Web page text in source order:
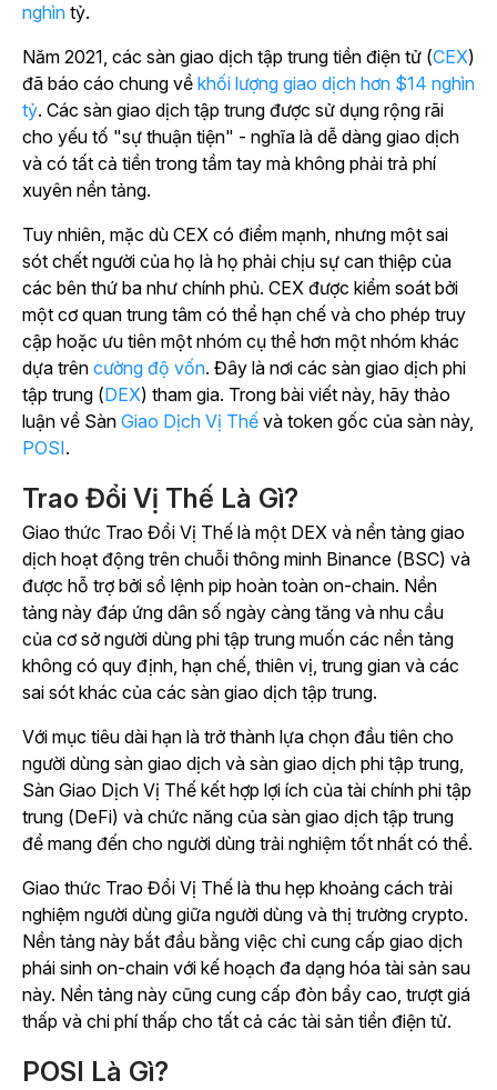
nghìn tỷ.
Năm 2021, các sàn giao dịch tập trung tiền điện tử (CEX)
đã báo cáo chung về khối lượng giao dịch hơn $14 nghìn
tỷ. Các sàn giao dịch tập trung được sử dụng rộng rãi
cho yếu tố "sự thuận tiện" - nghĩa là dễ dàng giao dịch
và có tất cả tiền trong tầm tay mà không phải trả phí
xuyên nền tảng.
Tuy nhiên, mặc dù CEX có điểm mạnh, nhưng một sai
sót chết người của họ là họ phải chịu sự can thiệp của
các bên thứ ba như chính phủ. CEX được kiểm soát bởi
một cơ quan trung tâm có thể hạn chế và cho phép truy
cập hoặc ưu tiên một nhóm cụ thể hơn một nhóm khác
dựa trên cường độ vốn. Đây là nơi các sàn giao dịch phi
tập trung (DEX) tham gia. Trong bài viết này, hãy thảo
luận về Sàn Giao Dịch Vị Thế và token gốc của sàn này,
POSI.
Trao Đổi Vị Thế Là Gì?
Giao thức Trao Đổi Vị Thế là một DEX và nền tảng giao
dịch hoạt động trên chuỗi thông minh Binance (BSC) và
được hỗ trợ bởi sổ lệnh pip hoàn toàn on-chain. Nền
tảng này đáp ứng dân số ngày càng tăng và nhu cầu
của cơ sở người dùng phi tập trung muốn các nền tảng
không có quy định, hạn chế, thiên vị, trung gian và các
sai sót khác của các sàn giao dịch tập trung.
Với mục tiêu dài hạn là trở thành lựa chọn đầu tiên cho
người dùng sàn giao dịch và sàn giao dịch phi tập trung,
Sàn Giao Dịch Vị Thế kết hợp lợi ích của tài chính phi tập
trung (DeFi) và chức năng của sàn giao dịch tập trung
để mang đến cho người dùng trải nghiệm tốt nhất có thể.
Giao thức Trao Đổi Vị Thế là thu hẹp khoảng cách trải
nghiệm người dùng giữa người dùng và thị trường crypto.
Nền tảng này bắt đầu bằng việc chỉ cung cấp giao dịch
phái sinh on-chain với kế hoạch đa dạng hóa tài sản sau
này. Nền tảng này cũng cung cấp đòn bẩy cao, trượt giá
thấp và chi phí thấp cho tất cả các tài sản tiền điện tử.
POSI Là Gì?